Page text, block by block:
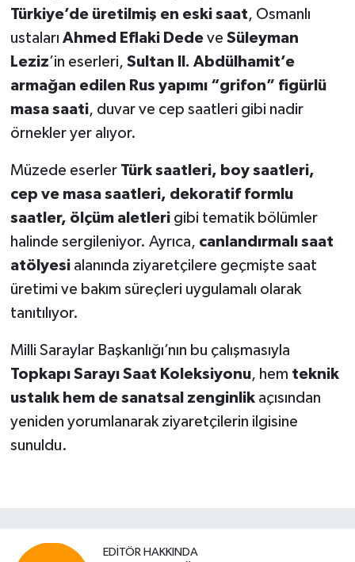
Türkiye’de üretilmiş en eski saat, Osmanlı
ustaları Ahmed Eflaki Dedeve Süleyman
Leziz’in eserleri, Sultan II. Abdülhamit’e
armağan edilen Rus yapımı “grifon” figürlü
masa saati, duvar ve cep saatleri gibi nadir
örnekler yer alıyor.
Müzede eserler Türk saatleri, boy saatleri,
cep ve masa saatleri, dekoratif formlu
saatler, ölçüm aletlerigibi tematik bölümler
halinde sergileniyor. Ayrıca, canlandırmalı saat
atölyesialanında ziyaretçilere geçmişte saat
üretimi ve bakım süreçleri uygulamalı olarak
tanıtılıyor.
Milli Saraylar Başkanlığı’nın bu çalışmasıyla
Topkapı Sarayı Saat Koleksiyonu, hem teknik
ustalık hem de sanatsal zenginlikaçısından
yeniden yorumlanarak ziyaretçilerin ilgisine
sunuldu.
EDITÖR HAKKINDA